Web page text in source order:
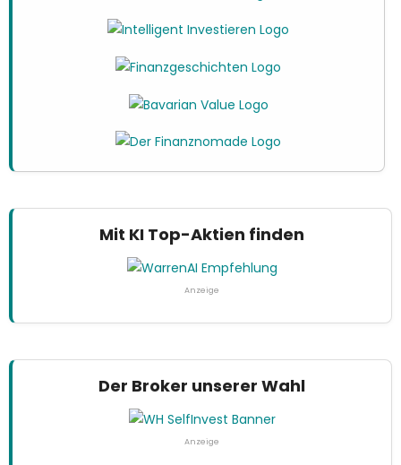
Mit KI Top-Aktien finden
Anzeige
Der Broker unserer Wahl
Anzeige